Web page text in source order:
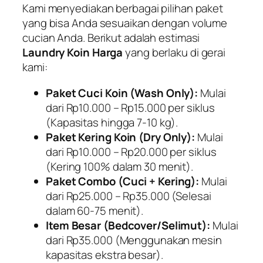
Kami menyediakan berbagai pilihan paket
yang bisa Anda sesuaikan dengan volume
cucian Anda. Berikut adalah estimasi
Laundry Koin Hargayang berlaku di gerai
kami:
Paket Cuci Koin (Wash Only): Mulai
dari Rp10.000 – Rp15.000 per siklus
(Kapasitas hingga 7-10 kg).
Paket Kering Koin (Dry Only): Mulai
dari Rp10.000 – Rp20.000 per siklus
(Kering 100% dalam 30 menit).
Paket Combo (Cuci + Kering): Mulai
dari Rp25.000 – Rp35.000 (Selesai
dalam 60-75 menit).
Item Besar (Bedcover/Selimut): Mulai
dari Rp35.000 (Menggunakan mesin
kapasitas ekstra besar).